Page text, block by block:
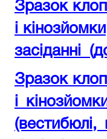
Зразок
і
засіданні
Зразок
і
(вестибюлі,